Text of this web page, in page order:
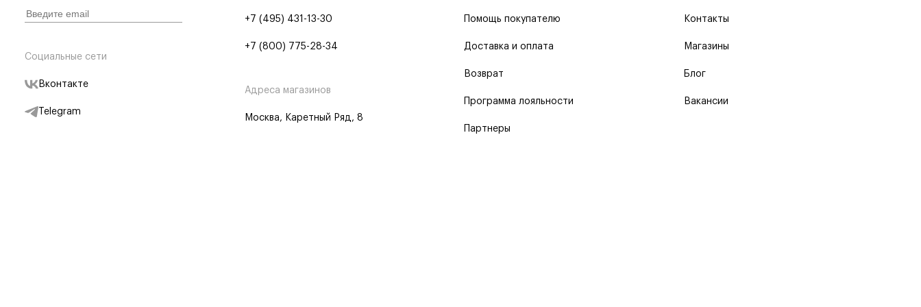
Социальные сети
Вконтакте
Telegram
+7 (495) 431-13-30
+7 (800) 775-28-34
Адреса магазинов
Москва, Каретный Ряд, 8
Помощь покупателю
Доставка и оплата
Возврат
Программа лояльности
Партнеры
Контакты
Магазины
Блог
Вакансии